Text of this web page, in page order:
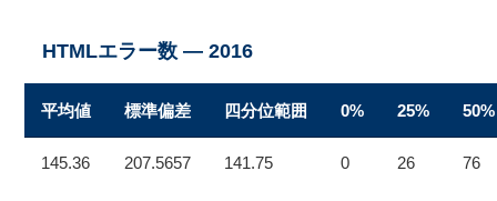
HTMLエラー数 — 2016
平均値 標準偏差 四分位範囲 0% 25% 50%
145.36 207.5657 141.75 0 26 76